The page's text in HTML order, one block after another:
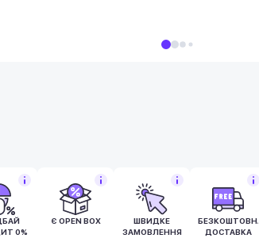
0%
Є OPEN BOX
ШВИДКЕ
ЗАМОВЛЕННЯ
БЕЗКОШТОВНА
ДОСТАВКА